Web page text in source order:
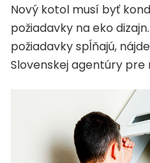
Nový kotol musí byť
požiadavky na eko
požiadavky spĺňajú,
Slovenskej agentúry pre